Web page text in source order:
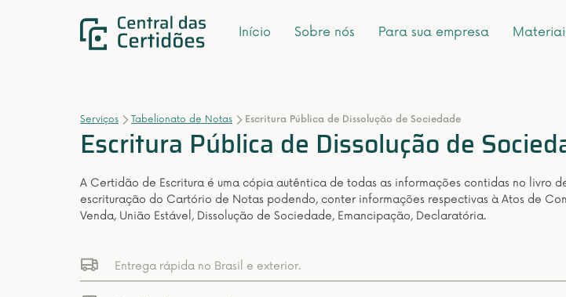
Início Sobre nós Para sua empresa
Serviços Tabelionato de Notas Escritura Pública de Dissolução de Sociedade
Escritura Pública de Dissolução de
A Certidão de Escritura é uma cópia autêntica de todas as informações contidas no livro
escrituração do Cartório de Notas podendo, conter informações respectivas à Atos de
Venda, União Estável, Dissolução de Sociedade, Emancipação, Declaratória.
Entrega rápida no Brasil e exterior.